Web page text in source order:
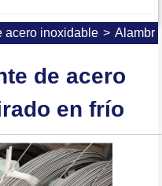
acero inoxidable >
de acero
en frío